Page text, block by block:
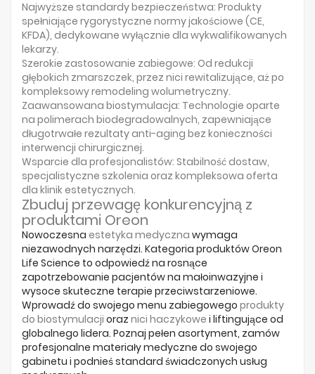
Najwyższe standardy bezpieczeństwa: Produkty
spełniające rygorystyczne normy jakościowe (CE,
KFDA), dedykowane wyłącznie dla wykwalifikowanych
lekarzy.
Szerokie zastosowanie zabiegowe: Od redukcji
głębokich zmarszczek, przez nici rewitalizujące, aż po
kompleksowy remodeling wolumetryczny.
Zaawansowana biostymulacja: Technologie oparte
na polimerach biodegradowalnych, zapewniające
długotrwałe rezultaty anti-aging bez konieczności
interwencji chirurgicznej.
Wsparcie dla profesjonalistów: Stabilność dostaw,
specjalistyczne szkolenia oraz kompleksowa oferta
dla klinik estetycznych.
Zbuduj przewagę konkurencyjną z
produktami Oreon
Nowoczesna estetyka medyczna wymaga
niezawodnych narzędzi. Kategoria produktów Oreon
Life Science to odpowiedź na rosnące
zapotrzebowanie pacjentów na małoinwazyjne i
wysoce skuteczne terapie przeciwstarzeniowe.
Wprowadź do swojego menu zabiegowego produkty
do biostymulacji oraz nici haczykowe i liftingujące od
globalnego lidera. Poznaj pełen asortyment, zamów
profesjonalne materiały medyczne do swojego
gabinetu i podnieś standard świadczonych usług